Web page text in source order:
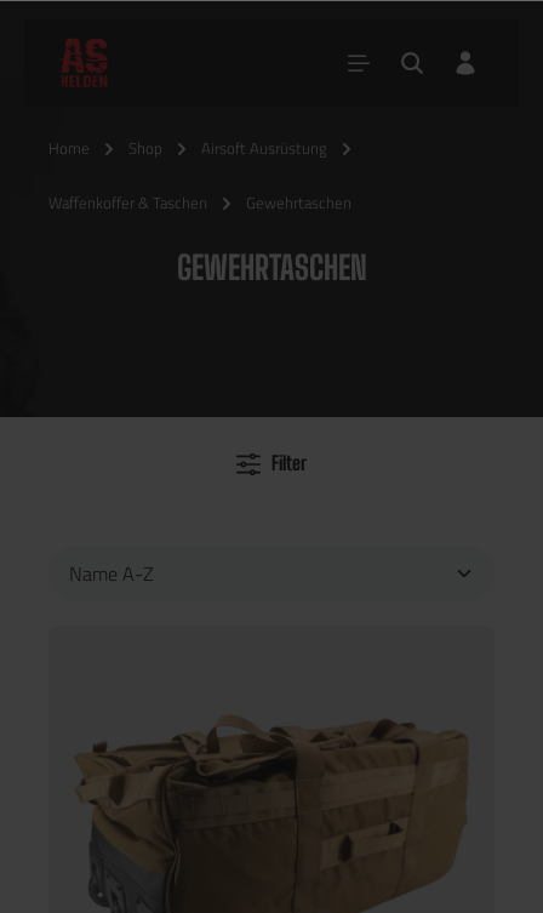
Home Shop Airsoft Ausrüstung
Waffenkoffer & Taschen Gewehrtaschen
GEWEHRTASCHEN
Filter